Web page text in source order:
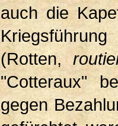
auch die
(Rotten,
"Cotteraux"
gegen